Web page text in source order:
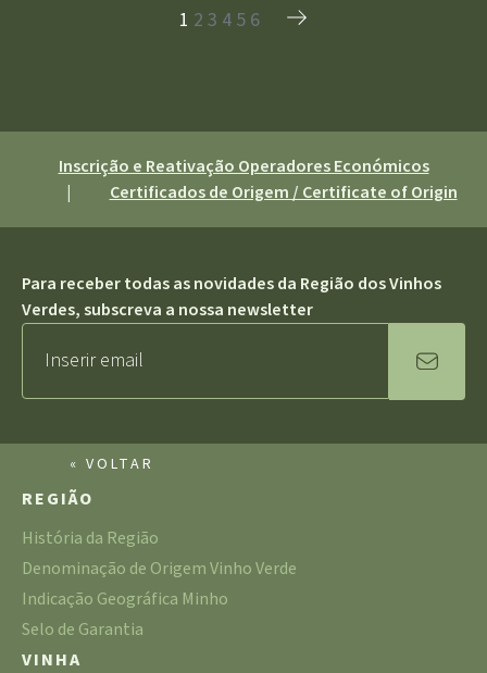
1 2 3 4 5 6
Inscrição e Reativação Operadores Económicos
|
Certificados de Origem / Certificate of Origin
Para receber todas as novidades da Região dos Vinhos
Verdes, subscreva a nossa newsletter
« VOLTAR
REGIÃO
História da Região
Denominação de Origem Vinho Verde
Indicação Geográfica Minho
Selo de Garantia
VINHA